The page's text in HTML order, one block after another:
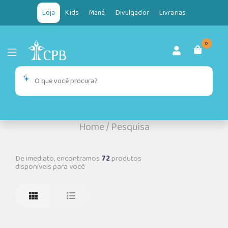
Loja Kids Maná Divulgador Livrarias
0
Home/Pesquisa
De imediato, encontramos 72produtos
disponíveis para você